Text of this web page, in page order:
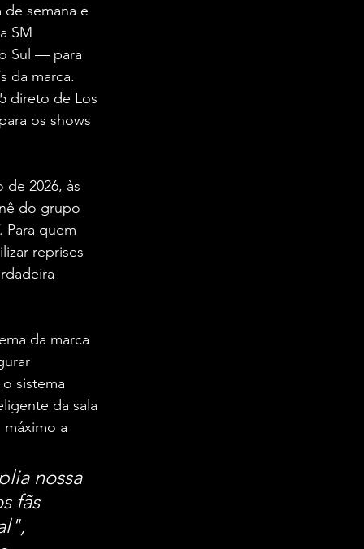
semana e
SM
Sul — para
da marca.
direto de Los
os shows
2026, às
do grupo
. Para quem
reprises
da marca
sistema
da sala
a
nossa
fãs